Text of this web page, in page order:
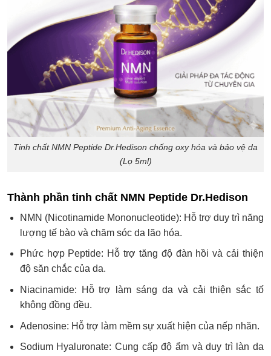
Tinh chất NMN Peptide Dr.Hedison chống oxy hóa và bảo vệ da
(Lọ 5ml)
Thành phần tinh chất NMN Peptide Dr.Hedison
NMN (Nicotinamide Mononucleotide): Hỗ trợ duy trì năng
lượng tế bào và chăm sóc da lão hóa.
Phức hợp Peptide: Hỗ trợ tăng độ đàn hồi và cải thiện
độ săn chắc của da.
Niacinamide: Hỗ trợ làm sáng da và cải thiện sắc tố
không đồng đều.
Adenosine: Hỗ trợ làm mềm sự xuất hiện của nếp nhăn.
Sodium Hyaluronate: Cung cấp độ ẩm và duy trì làn da